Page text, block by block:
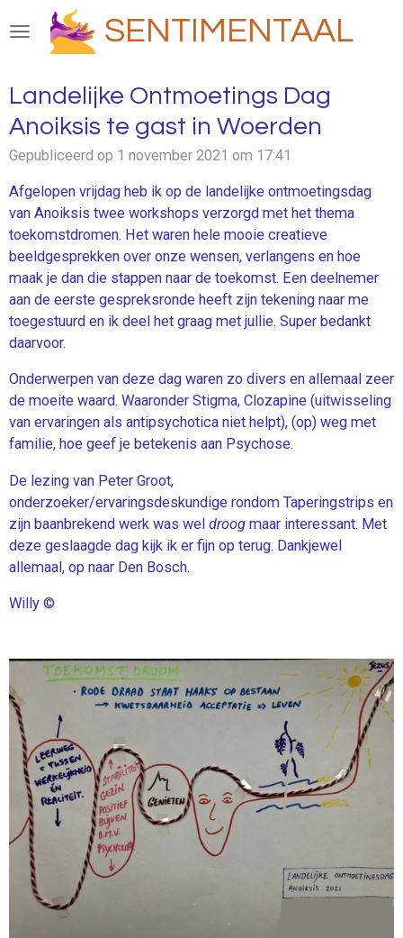
direct
de
hoofdinhoud
SENTIMENTAAL
Landelijke Ontmoetings Dag
Anoiksis te gast in Woerden
Gepubliceerd op 1 november 2021 om 17:41
Afgelopen vrijdag heb ik op de landelijke ontmoetingsdag
van Anoiksis twee workshops verzorgd met het thema
toekomstdromen. Het waren hele mooie creatieve
beeldgesprekken over onze wensen, verlangens en hoe
maak je dan die stappen naar de toekomst. Een deelnemer
aan de eerste gespreksronde heeft zijn tekening naar me
toegestuurd en ik deel het graag met jullie. Super bedankt
daarvoor.
Onderwerpen van deze dag waren zo divers en allemaal zeer
de moeite waard. Waaronder Stigma, Clozapine (uitwisseling
van ervaringen als antipsychotica niet helpt), (op) weg met
familie, hoe geef je betekenis aan Psychose.
De lezing van Peter Groot,
onderzoeker/ervaringsdeskundige rondom Taperingstrips en
zijn baanbrekend werk was wel droog maar interessant. Met
deze geslaagde dag kijk ik er fijn op terug. Dankjewel
allemaal, op naar Den Bosch.
Willy ©